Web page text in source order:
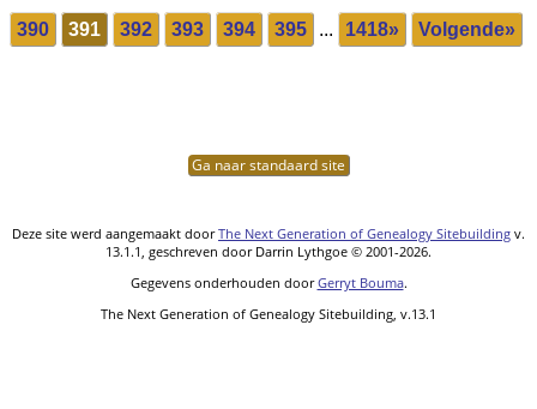
390 391 392 393 394 395 ... 1418» Volgende»
Ga naar standaard site
Deze site werd aangemaakt doorThe Next Generation of Genealogy Sitebuilding v.
13.1.1, geschreven door Darrin Lythgoe © 2001-2026.
Gegevens onderhouden doorGerryt Bouma.
The Next Generation of Genealogy Sitebuilding, v.13.1